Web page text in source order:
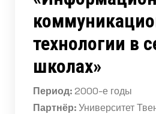
технологии в
школах»
Период:2000-е годы
Партнёр:Университет